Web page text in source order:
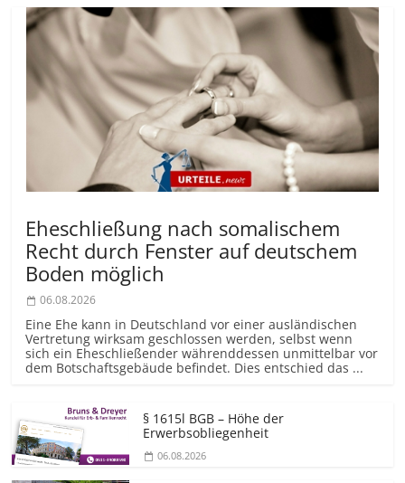
Eheschließung nach somalischem
Recht durch Fenster auf deutschem
Boden möglich
06.08.2026
Eine Ehe kann in Deutschland vor einer ausländischen
Vertretung wirksam geschlossen werden, selbst wenn
sich ein Eheschließender währenddessen unmittelbar vor
dem Botschaftsgebäude befindet. Dies entschied das ...
§ 1615l BGB – Höhe der
Erwerbsobliegenheit
06.08.2026